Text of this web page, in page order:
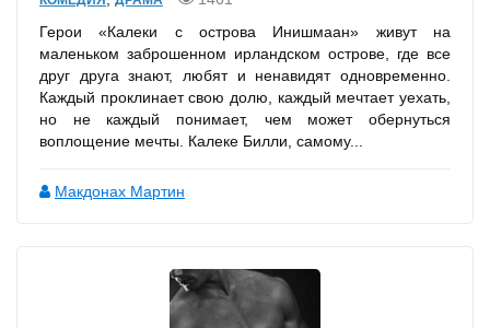
Герои «Калеки с острова Инишмаан» живут на
маленьком заброшенном ирландском острове, где все
друг друга знают, любят и ненавидят одновременно.
Каждый проклинает свою долю, каждый мечтает уехать,
но не каждый понимает, чем может обернуться
воплощение мечты. Калеке Билли, самому...
Макдонах Мартин